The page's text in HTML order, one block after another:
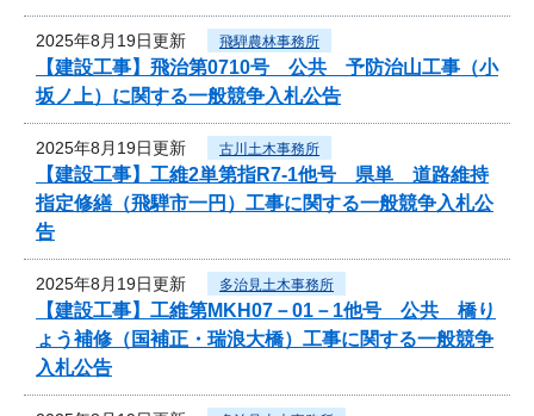
2025年8月19日更新 飛騨農林事務所
【建設工事】飛治第0710号 公共 予防治山工事（小
坂ノ上）に関する一般競争入札公告
2025年8月19日更新 古川土木事務所
【建設工事】工維2単第指R7-1他号 県単 道路維持
指定修繕（飛騨市一円）工事に関する一般競争入札公
告
2025年8月19日更新 多治見土木事務所
【建設工事】工維第MKH07－01－1他号 公共 橋り
ょう補修（国補正・瑞浪大橋）工事に関する一般競争
入札公告